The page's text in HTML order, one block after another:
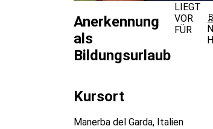
werden. Die Reihenfolge
aufeinander abgestimmtes
Sicherheit näher in diesem
“Der Weg an den Gardasee
das, was für jeden
Anerkennung
als
Bildungsurlaub
LIEGT
VOR
FÜR
Kursort
Manerba del Garda, Italien